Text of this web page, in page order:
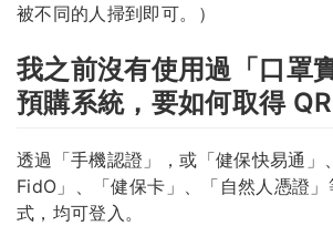
被不同的人掃到即可。）
我之前沒有使用過「口罩
預購系統，要如何取得
透過「手機認證」，或「健保快易通」
FidO」、「健保卡」、「自然人憑證
式，均可登入。